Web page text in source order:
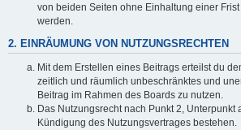
von beiden Seiten ohne Einhaltung einer
werden.
2. EINRÄUMUNG VON NUTZUNGSRECHTEN
Mit dem Erstellen eines Beitrags erteilst du
zeitlich und räumlich unbeschränktes und
Beitrag im Rahmen des Boards zu nutzen.
Das Nutzungsrecht nach Punkt 2, Unterpunkt
Kündigung des Nutzungsvertrages bestehen.